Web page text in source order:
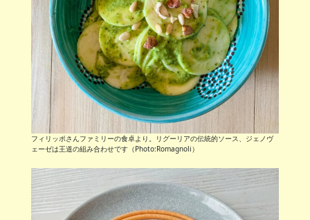
フィリッポさんファミリーの食卓より。リグーリアの伝統的ソース、ジェノヴ
ェーゼは王道の組み合わせです（Photo:Romagnoli）